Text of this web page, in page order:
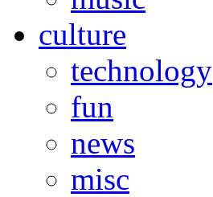
culture
technology
fun
news
misc